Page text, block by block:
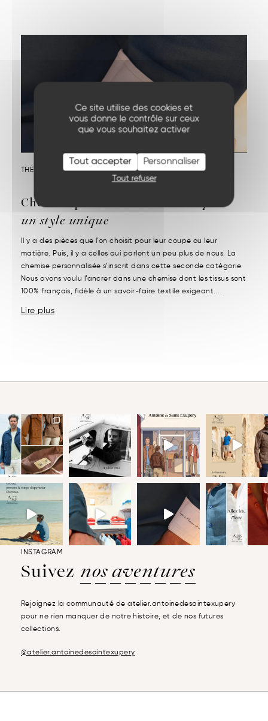
Ce site utilise des cookies et
vous donne le contrôle sur ceux
que vous souhaitez activer
Tout accepter
Tout refuser
Personnaliser
THÈME : LA MARQUE
Chemise personnalisée homme
pour
un style unique
Il y a des pièces que l’on choisit pour leur coupe ou leur
matière. Puis, il y a celles qui parlent un peu plus de nous. La
chemise personnalisée s’inscrit dans cette seconde catégorie.
Nous avons voulu l’ancrer dans une chemise dont les tissus sont
100% français, fidèle à un savoir-faire textile exigeant....
Lire plus
INSTAGRAM
Suivez nos aventures
Rejoignez la communauté de atelier.antoinedesaintexupery
pour ne rien manquer de notre histoire, et de nos futures
collections.
@atelier.antoinedesaintexupery